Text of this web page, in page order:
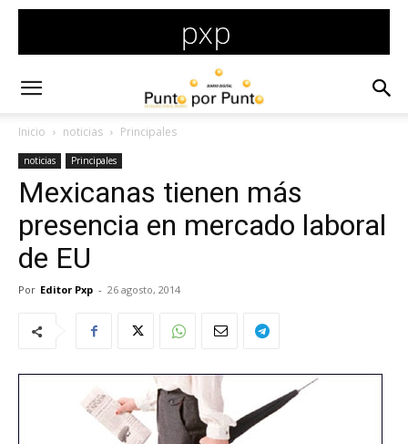
Inicio noticias Principales
noticias Principales
Mexicanas tienen más
presencia en mercado laboral
de EU
Por Editor Pxp - 26 agosto, 2014